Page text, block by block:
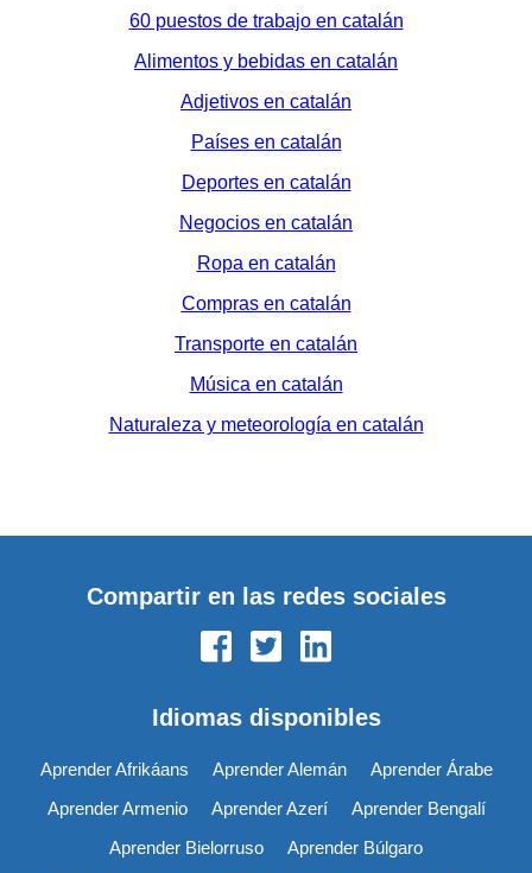
60 puestos de trabajo en catalán
Alimentos y bebidas en catalán
Adjetivos en catalán
Países en catalán
Deportes en catalán
Negocios en catalán
Ropa en catalán
Compras en catalán
Transporte en catalán
Música en catalán
Naturaleza y meteorología en catalán
Compartir en las redes sociales
Idiomas disponibles
Aprender Afrikáans Aprender Alemán
Aprender Árabe
Aprender Armenio
Aprender Azerí
Aprender Bengalí
Aprender Bielorruso
Aprender Búlgaro